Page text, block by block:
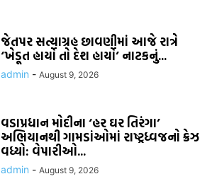
જેતપર સત્યાગ્રહ છાવણીમાં આજે રાત્રે
‘ખેડૂત હાર્યો તો દેશ હાર્યો’ નાટકનું...
admin - August 9, 2026
વડાપ્રધાન મોદીના ‘હર ઘર તિરંગા’
અભિયાનથી ગામડાંઓમાં રાષ્ટ્રધ્વજનો ક્રેઝ
વધ્યો: વેપારીઓ...
admin - August 9, 2026